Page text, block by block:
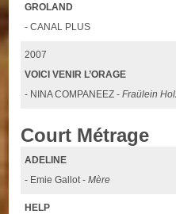
GROLAND
- CANAL PLUS
2007
VOICI VENIR L’ORAGE
- NINA COMPANEEZ -Fraülein
Court Métrage
ADELINE
- Emie Gallot -Mère
HELP